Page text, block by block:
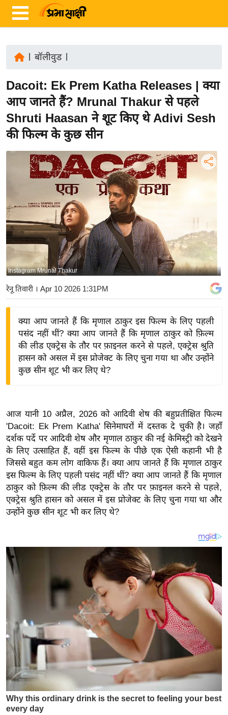
ज़ा
ख
ब
र
र्रा
ष्ट्री
य
बि
ज़
ने
स
द्यो
ष
ज्ञ
रा
य
ब
ज
ट
खे
क्रि
के
ट
2
0
2
6
क्रा
इ
म
बॉलीवुड|
Dacoit: Ek Prem Katha Releases | क्या
आप जानते हैं? Mrunal Thakur से पहले
Shruti Haasan ने शूट किए थे Adivi Sesh
की फिल्म के कुछ सीन
Instagram Mrunal Thakur
रेनू तिवारी । Apr 10 2026 1:31PM
क्या आप जानते हैं कि मृणाल ठाकुर इस फिल्म के लिए पहली
पसंद नहीं थीं? क्या आप जानते हैं कि मृणाल ठाकुर को फ़िल्म
की लीड एक्ट्रेस के तौर पर फ़ाइनल करने से पहले, एक्ट्रेस श्रुति
हासन को असल में इस प्रोजेक्ट के लिए चुना गया था और उन्होंने
कुछ सीन शूट भी कर लिए थे?
आज यानी 10 अप्रैल, 2026 को आदिवी शेष की बहुप्रतीक्षित फिल्म
'Dacoit: Ek Prem Katha' सिनेमाघरों में दस्तक दे चुकी है। जहाँ
दर्शक पर्दे पर आदिवी शेष और मृणाल ठाकुर की नई केमिस्ट्री को देखने
के लिए उत्साहित हैं, वहीं इस फिल्म के पीछे एक ऐसी कहानी भी है
जिससे बहुत कम लोग वाकिफ हैं। क्या आप जानते हैं कि मृणाल ठाकुर
इस फिल्म के लिए पहली पसंद नहीं थीं? क्या आप जानते हैं कि मृणाल
ठाकुर को फ़िल्म की लीड एक्ट्रेस के तौर पर फ़ाइनल करने से पहले,
एक्ट्रेस श्रुति हासन को असल में इस प्रोजेक्ट के लिए चुना गया था और
उन्होंने कुछ सीन शूट भी कर लिए थे?